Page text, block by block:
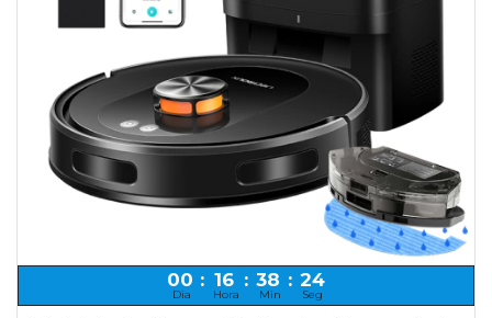
00 : 16 : 38 : 24
Dia Hora Min Seg